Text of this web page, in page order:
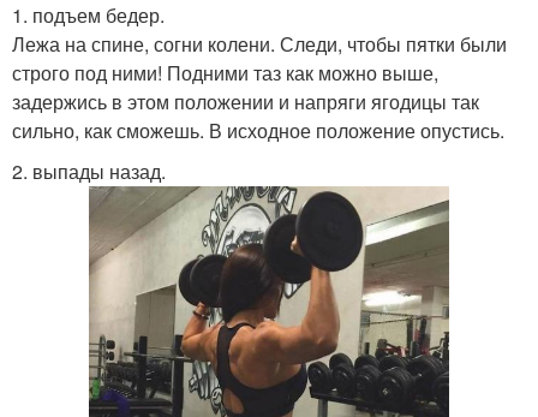
1. подъем бедер.
Лежа на спине, согни колени. Следи, чтобы пятки были
строго под ними! Подними таз как можно выше,
задержись в этом положении и напряги ягодицы так
сильно, как сможешь. В исходное положение опустись.
2. выпады назад.